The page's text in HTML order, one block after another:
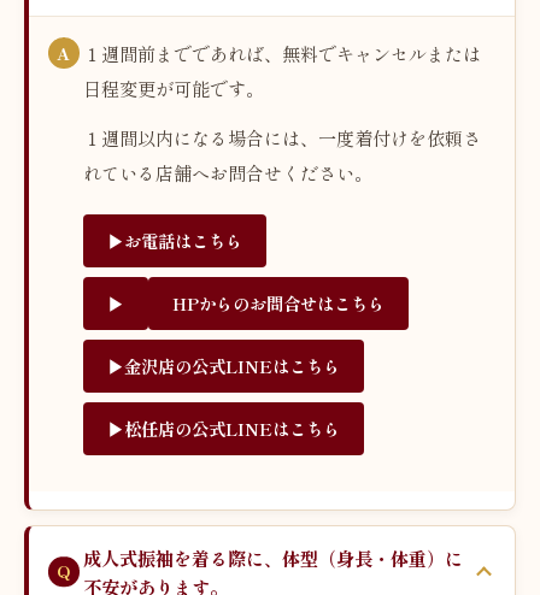
１週間前までであれば、無料でキャンセルまたは
日程変更が可能です。
１週間以内になる場合には、一度着付けを依頼さ
れている店舗へお問合せください。
▶︎お電話はこちら
▶︎ HPからのお問合せはこちら
▶︎金沢店の公式LINEはこちら
▶︎松任店の公式LINEはこちら
成人式振袖を着る際に、体型（身長・体重）に
不安があります。